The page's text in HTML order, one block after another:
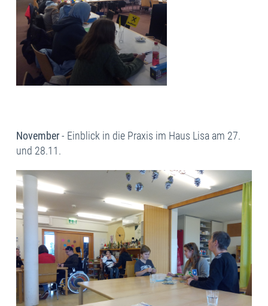
November- Einblick in die Praxis im Haus Lisa am 27.
und 28.11.